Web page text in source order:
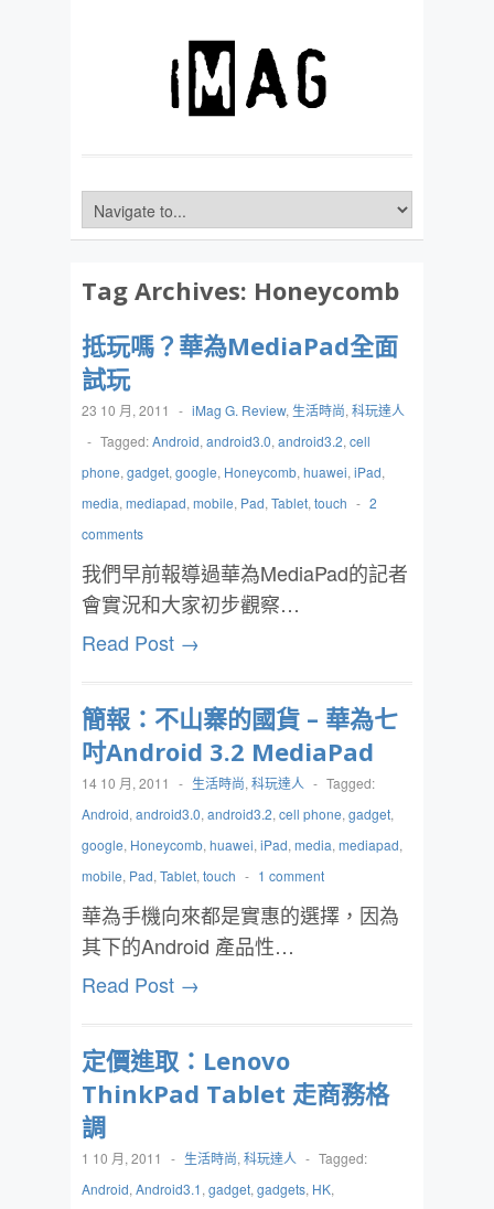
Tag Archives: Honeycomb
抵玩嗎？華為MediaPad全面
試玩
23 10 月, 2011 - iMag G. Review, 生活時尚, 科玩達人
- Tagged:Android, android3.0, android3.2, cell
phone, gadget, google, Honeycomb, huawei, iPad,
media, mediapad, mobile, Pad, Tablet, touch - 2
comments
我們早前報導過華為MediaPad的記者
會實況和大家初步觀察…
Read Post →
簡報：不山寨的國貨 – 華為七
吋Android 3.2 MediaPad
14 10 月, 2011 - 生活時尚, 科玩達人 - Tagged:
Android, android3.0, android3.2, cell phone, gadget,
google, Honeycomb, huawei, iPad, media, mediapad,
mobile, Pad, Tablet, touch - 1 comment
華為手機向來都是實惠的選擇，因為
其下的Android 產品性…
Read Post →
定價進取：Lenovo
ThinkPad Tablet 走商務格
調
1 10 月, 2011 - 生活時尚, 科玩達人 - Tagged:
Android, Android3.1, gadget, gadgets, HK,